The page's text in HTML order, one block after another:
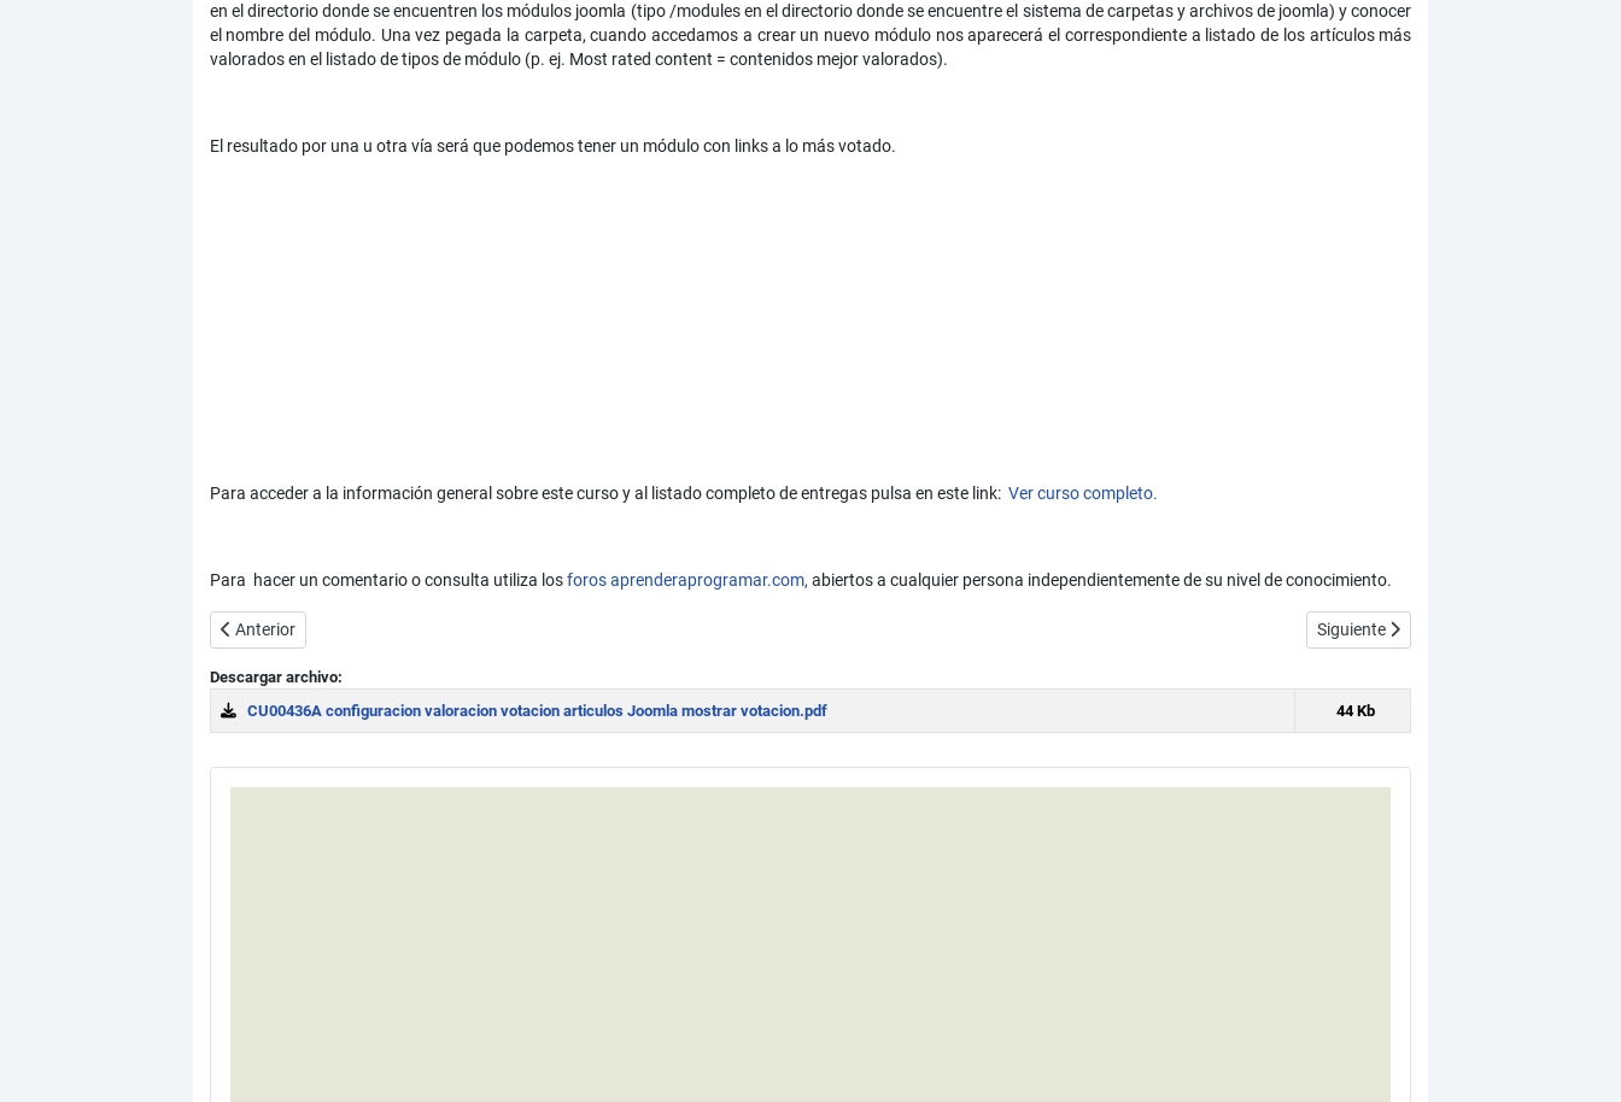
en el directorio donde se encuentren los módulos joomla (tipo /modules en el directorio donde se encuentre el sistema de carpetas y archivos de joomla) y conocer
el nombre del módulo. Una vez pegada la carpeta, cuando accedamos a crear un nuevo módulo nos aparecerá el correspondiente a listado de los artículos más
valorados en el listado de tipos de módulo (p. ej. Most rated content = contenidos mejor valorados).
El resultado por una u otra vía será que podemos tener un módulo con links a lo más votado.
Para acceder a la información general sobre este curso y al listado completo de entregas pulsa en este link: Ver curso completo.
Para hacer un comentario o consulta utiliza losforos aprenderaprogramar.com, abiertos a cualquier persona independientemente de su nivel de conocimiento.
Artículo anterior: Plugin Geshi: dar formato a código de programación en artículos Joomla. Saltos de línea. Ejemplo (CU00435A)
Anterior Artículo siguiente: Gestión de artículos
Siguiente
Descargar archivo:
CU00436A configuracion valoracion votacion articulos Joomla mostrar votacion.pdf 44 Kb